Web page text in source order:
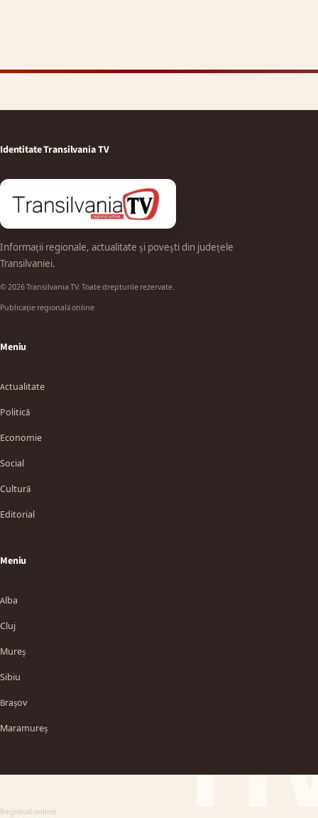
Identitate Transilvania TV
Informații regionale, actualitate și povești din județele
Transilvaniei.
© 2026 Transilvania TV. Toate drepturile rezervate.
Publicație regională online
Meniu
Actualitate
Politică
Economie
Social
Cultură
Editorial
Meniu
Alba
Cluj
Mureș
Sibiu
Brașov
Maramureș
Regional online